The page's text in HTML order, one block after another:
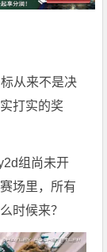
从来不是决
打实的奖
组尚未开
场里，所有
时候来？